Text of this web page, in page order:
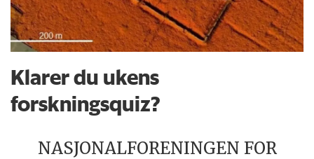
Klarer du ukens
forskningsquiz?
NASJONALFORENINGEN FOR